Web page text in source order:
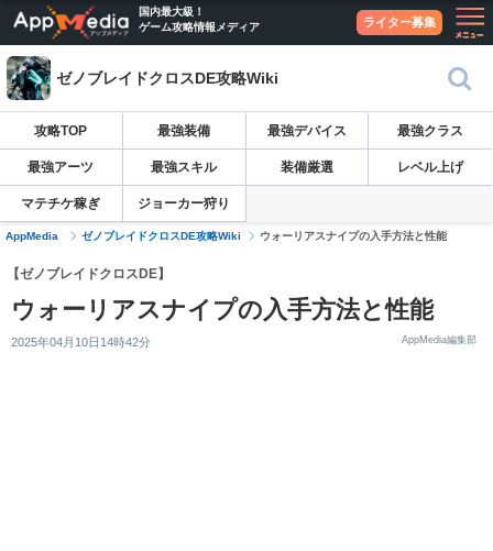
国内最大級！
ゲーム攻略情報メディア
ライター募集
ゼノブレイドクロスDE攻略Wiki
攻略TOP 最強装備 最強デバイス 最強クラス
最強アーツ 最強スキル 装備厳選 レベル上げ
マテチケ稼ぎ ジョーカー狩り
AppMedia ゼノブレイドクロスDE攻略Wiki ウォーリアスナイプの入手方法と性能
【ゼノブレイドクロスDE】
ウォーリアスナイプの入手方法と性能
2025年04月10日14時42分 AppMedia編集部